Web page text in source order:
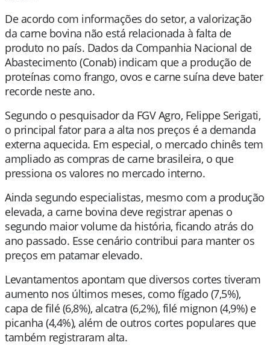
De acordo com informações do setor, a valorização
da carne bovina não está relacionada à falta de
produto no país. Dados da Companhia Nacional de
Abastecimento (Conab) indicam que a produção de
proteínas como frango, ovos e carne suína deve bater
recorde neste ano.
Segundo o pesquisador da FGV Agro, Felippe Serigati,
o principal fator para a alta nos preços é a demanda
externa aquecida. Em especial, o mercado chinês tem
ampliado as compras de carne brasileira, o que
pressiona os valores no mercado interno.
Ainda segundo especialistas, mesmo com a produção
elevada, a carne bovina deve registrar apenas o
segundo maior volume da história, ficando atrás do
ano passado. Esse cenário contribui para manter os
preços em patamar elevado.
Levantamentos apontam que diversos cortes tiveram
aumento nos últimos meses, como fígado (7,5%),
capa de filé (6,8%), alcatra (6,2%), filé mignon (4,9%) e
picanha (4,4%), além de outros cortes populares que
também registraram alta.